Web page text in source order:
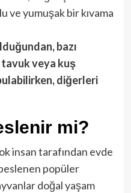
ve yumuşak bir kıvama
bazı
veya kuş
diğerleri
mi?
insan tarafından evde
popüler
doğal yaşam